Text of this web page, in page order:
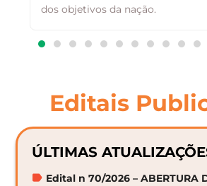
dos objetivos da nação.
Editais
ÚLTIMAS
Edital n 70/2026 – ABERTURA